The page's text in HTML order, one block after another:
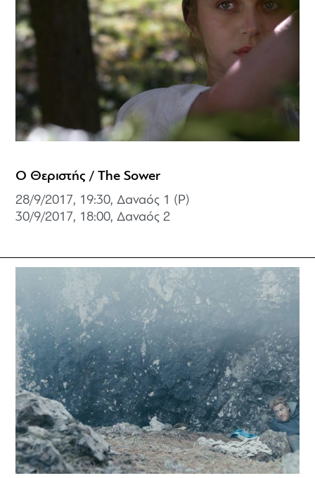
Ο Θεριστής / The Sower
28/9/2017, 19:30, Δαναός 1 (P)
30/9/2017, 18:00,Δαναός 2